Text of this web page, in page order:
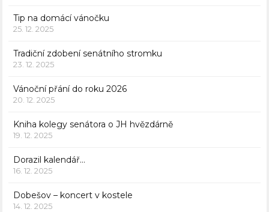
Tip na domácí vánočku
25. 12. 2025
Tradiční zdobení senátního stromku
23. 12. 2025
Vánoční přání do roku 2026
20. 12. 2025
Kniha kolegy senátora o JH hvězdárně
19. 12. 2025
Dorazil kalendář…
16. 12. 2025
Dobešov – koncert v kostele
14. 12. 2025